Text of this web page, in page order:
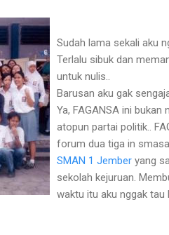
Sudah lama sekali aku
Terlalu sibuk dan
untuk nulis..
Barusan aku gak
Ya, FAGANSA ini
atopun partai politik..
forum dua tiga in
SMAN 1 Jember yang
sekolah kejuruan.
waktu itu aku nggak